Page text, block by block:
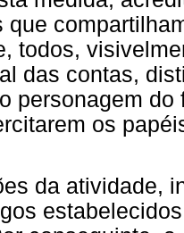
que
todos,
das contas,
personagem
os
da atividade,